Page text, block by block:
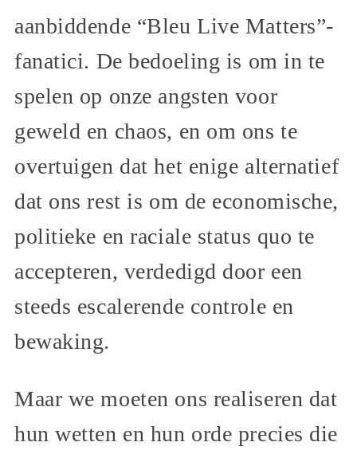
aanbiddende “Bleu Live Matters”-
fanatici. De bedoeling is om in te
spelen op onze angsten voor
geweld en chaos, en om ons te
overtuigen dat het enige alternatief
dat ons rest is om de economische,
politieke en raciale status quo te
accepteren, verdedigd door een
steeds escalerende controle en
bewaking.
Maar we moeten ons realiseren dat
hun wetten en hun orde precies die